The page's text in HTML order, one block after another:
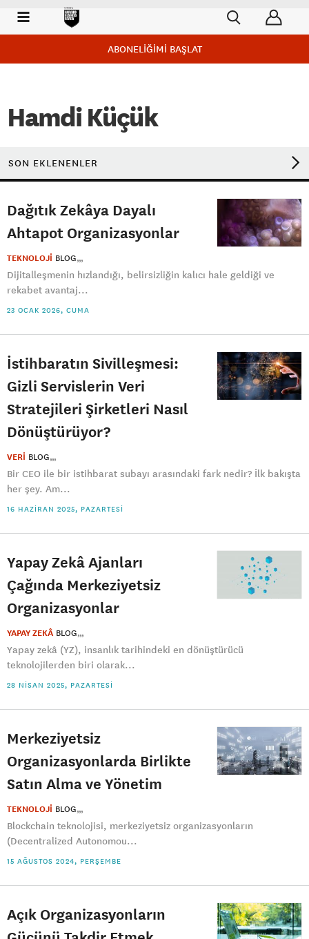
ABONELİĞİMİ BAŞLAT
Hamdi Küçük
SON EKLENENLER
Dağıtık Zekâya Dayalı
Ahtapot Organizasyonlar
TEKNOLOJİ BLOG
Dijitalleşmenin hızlandığı, belirsizliğin kalıcı hale geldiği ve
rekabet avantaj...
23 OCAK 2026, CUMA
İstihbaratın Sivilleşmesi:
Gizli Servislerin Veri
Stratejileri Şirketleri Nasıl
Dönüştürüyor?
VERİ BLOG
Bir CEO ile bir istihbarat subayı arasındaki fark nedir? İlk bakışta
her şey. Am...
16 HAZIRAN 2025, PAZARTESI
Yapay Zekâ Ajanları
Çağında Merkeziyetsiz
Organizasyonlar
YAPAY ZEKÂ BLOG
Yapay zekâ (YZ), insanlık tarihindeki en dönüştürücü
teknolojilerden biri olarak...
28 NISAN 2025, PAZARTESI
Merkeziyetsiz
Organizasyonlarda Birlikte
Satın Alma ve Yönetim
TEKNOLOJİ BLOG
Blockchain teknolojisi, merkeziyetsiz organizasyonların
(Decentralized Autonomou...
15 AĞUSTOS 2024, PERŞEMBE
Açık Organizasyonların